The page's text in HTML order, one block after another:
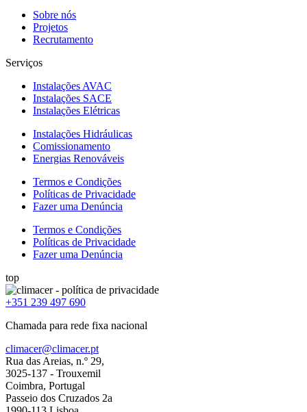
Sobre nós
Projetos
Recrutamento
Serviços
Instalações AVAC
Instalações SACE
Instalações Elétricas
Instalações Hidráulicas
Comissionamento
Energias Renováveis
Termos e Condições
Políticas de Privacidade
Fazer uma Denúncia
Termos e Condições
Políticas de Privacidade
Fazer uma Denúncia
top
+351 239 497 690
Chamada para rede fixa nacional
climacer@climacer.pt
Rua das Areias, n.º 29,
3025-137 - Trouxemil
Coimbra, Portugal
Passeio dos Cruzados 2a